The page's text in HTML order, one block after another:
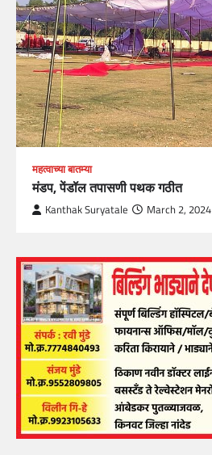
महत्वाच्या बातम्या
मंडप, पेंडॉल तपासणी पथक गठीत
Kanthak Suryatale March 2, 2024